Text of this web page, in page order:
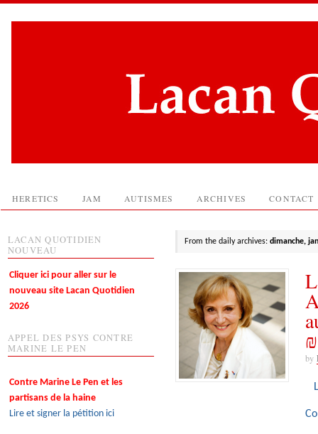
HERETICS JAM AUTISMES ARCHIVES CONTACT
From the daily archives: dimanche,
₪
by
LACAN QUOTIDIEN
NOUVEAU
Cliquer ici pour aller sur le
nouveau site Lacan Quotidien
2026
APPEL DES PSYS CONTRE
MARINE LE PEN
Contre Marine Le Pen et les
partisans de la haine
Lire et signer la pétition ici